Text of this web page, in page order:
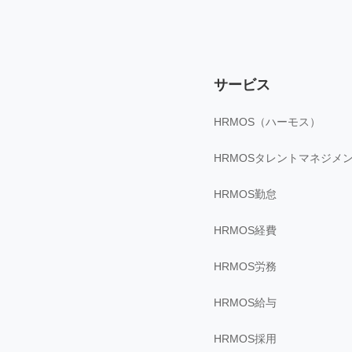
サービス
HRMOS（ハーモス）
HRMOSタレントマネジメ
HRMOS勤怠
HRMOS経費
HRMOS労務
HRMOS給与
HRMOS採用